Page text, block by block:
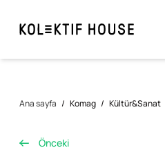
Ana sayfa / Komag / Kültür&Sanat
Önceki